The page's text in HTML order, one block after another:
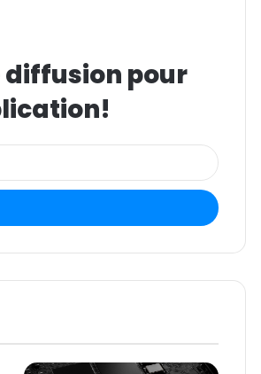
diffusion pour